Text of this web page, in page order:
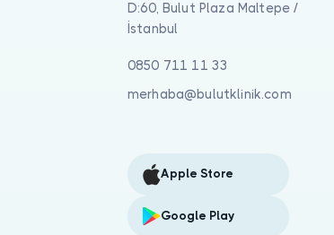
D:60, Bulut Plaza Maltepe /
İstanbul
0850 711 11 33
merhaba@bulutklinik.com
Apple Store
Google Play